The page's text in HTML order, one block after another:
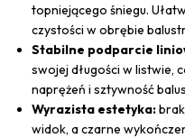
topniejącego śniegu.
czystości w obrębie
Stabilne podparcie
swojej długości w listwie,
naprężeń i sztywność
Wyrazista estetyka:
widok, a czarne